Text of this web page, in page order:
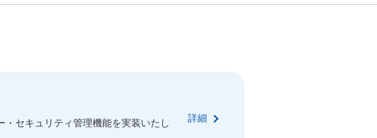
API
ンタルサーバーを含む最新の機能を使う方
以下でもログイン可能
ンタルサーバーを含む最新の機能を使う方
以下でも登録可能
セキュリティ管理機能を実装いたし
詳細